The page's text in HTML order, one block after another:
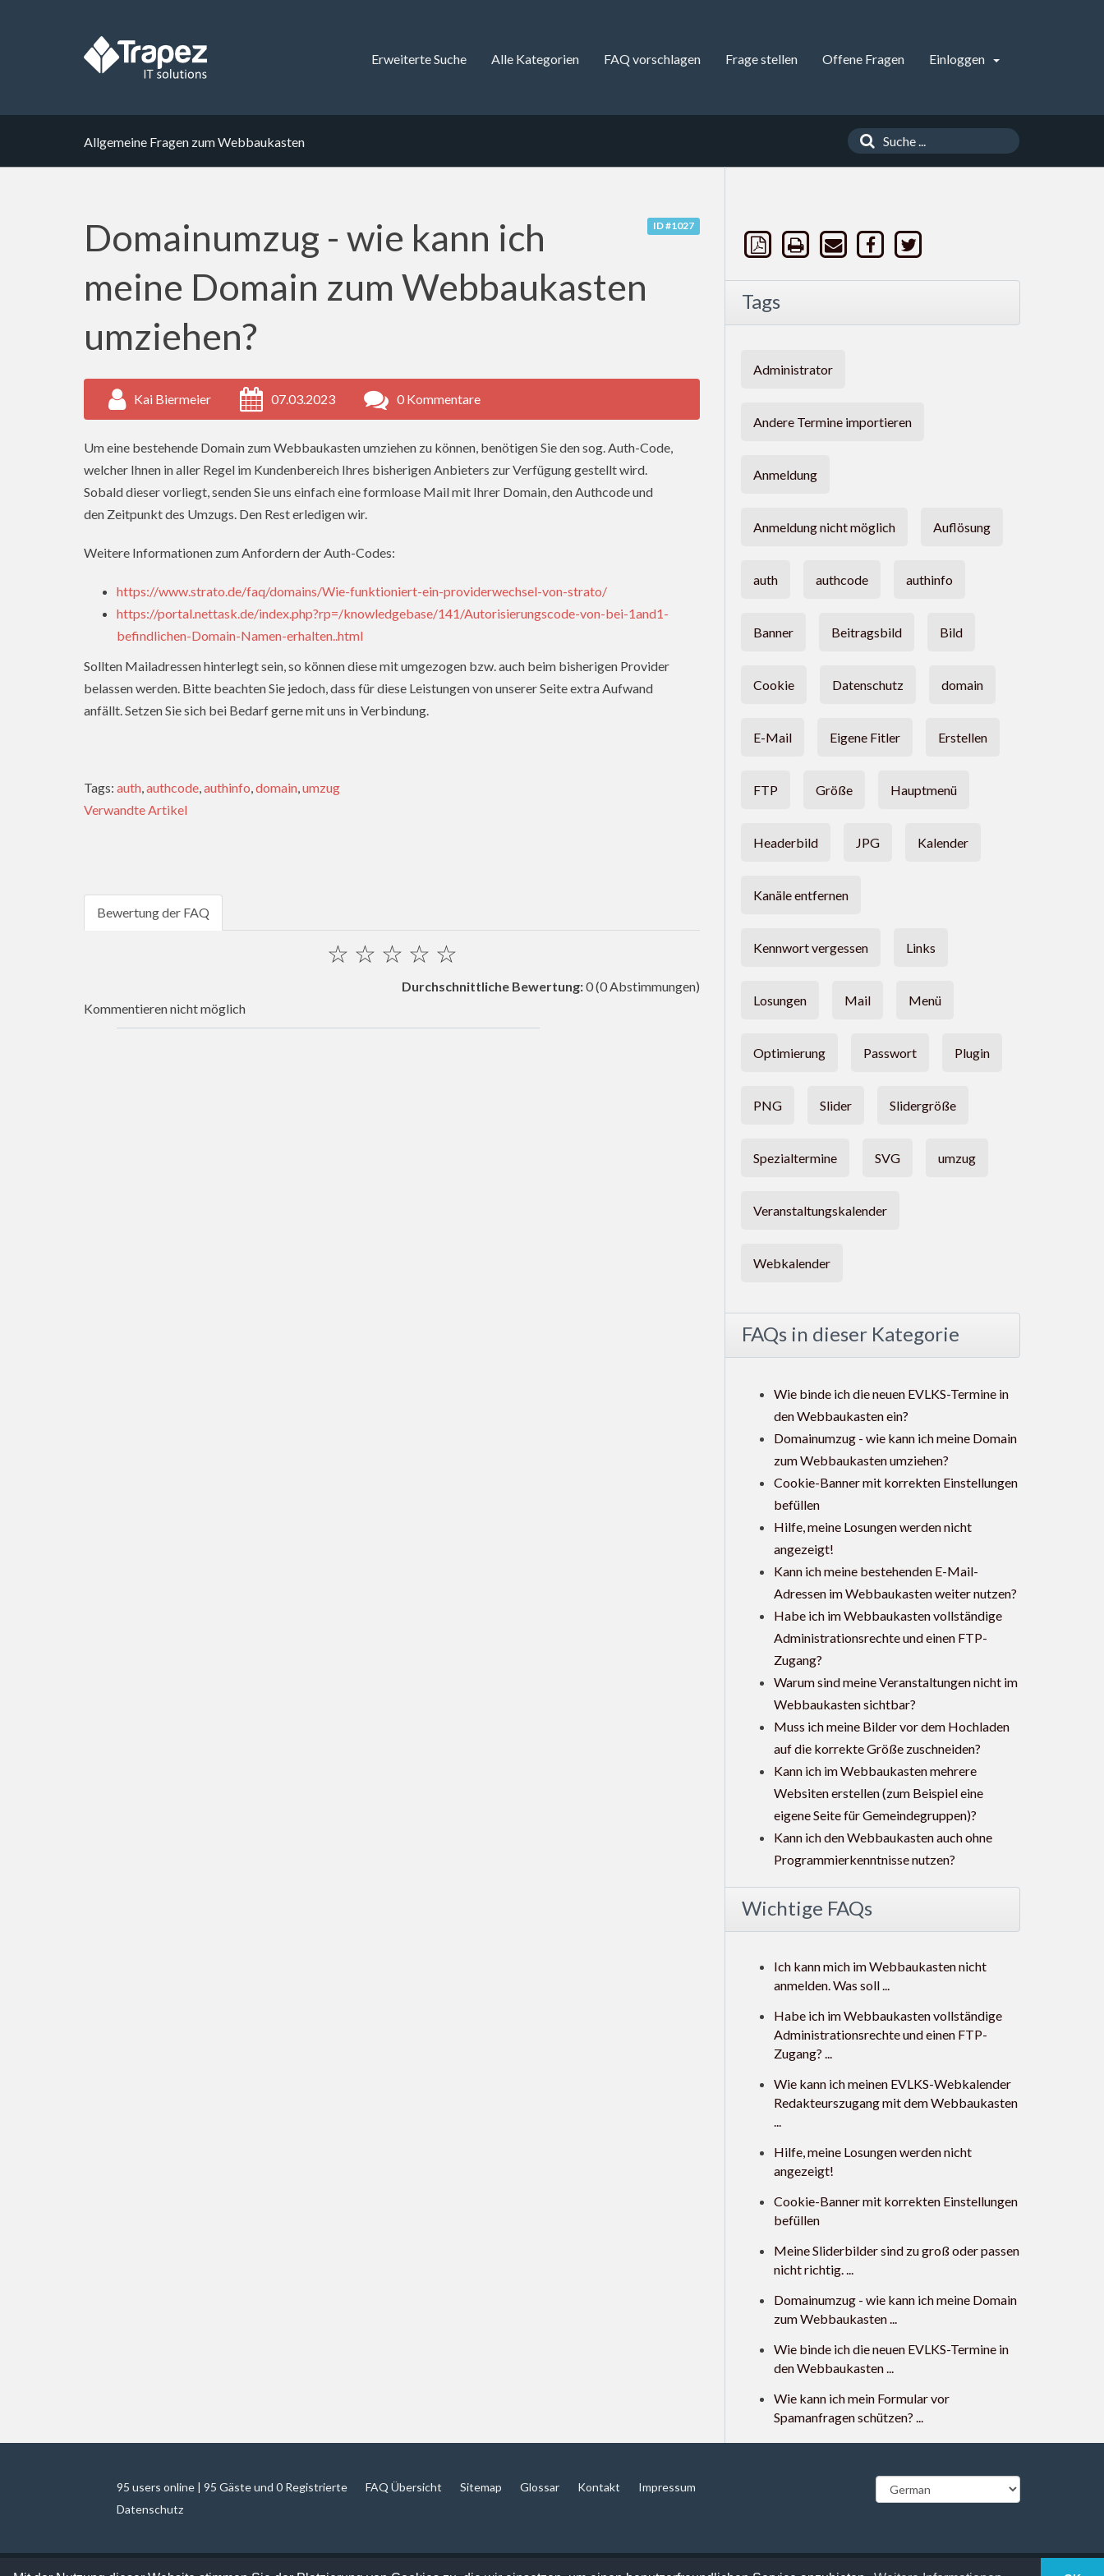
Erweiterte Suche Alle Kategorien FAQ vorschlagen Frage stellen Offene Fragen Einloggen
Allgemeine Fragen zum Webbaukasten
ID #1027
Domainumzug - wie kann ich
meine Domain zum Webbaukasten
umziehen?
Kai Biermeier 07.03.2023 0 Kommentare
Um eine bestehende Domain zum Webbaukasten umziehen zu können, benötigen Sie den sog. Auth-Code,
welcher Ihnen in aller Regel im Kundenbereich Ihres bisherigen Anbieters zur Verfügung gestellt wird.
Sobald dieser vorliegt, senden Sie uns einfach eine formloase Mail mit Ihrer Domain, den Authcode und
den Zeitpunkt des Umzugs. Den Rest erledigen wir.
Weitere Informationen zum Anfordern der Auth-Codes:
https://www.strato.de/faq/domains/Wie-funktioniert-ein-providerwechsel-von-strato/
https://portal.nettask.de/index.php?rp=/knowledgebase/141/Autorisierungscode-von-bei-1and1-
befindlichen-Domain-Namen-erhalten..html
Sollten Mailadressen hinterlegt sein, so können diese mit umgezogen bzw. auch beim bisherigen Provider
belassen werden. Bitte beachten Sie jedoch, dass für diese Leistungen von unserer Seite extra Aufwand
anfällt. Setzen Sie sich bei Bedarf gerne mit uns in Verbindung.
Tags: auth,authcode,authinfo,domain,umzug
Verwandte Artikel
Bewertung der FAQ
☆
☆
☆
☆
☆
Durchschnittliche Bewertung:0(0 Abstimmungen)
Kommentieren nicht möglich
Tags
Administrator
Andere Termine importieren
Anmeldung
Anmeldung nicht möglich Auflösung
auth authcode authinfo
Banner Beitragsbild Bild
Cookie Datenschutz domain
E-Mail Eigene Fitler Erstellen
FTP Größe Hauptmenü
Headerbild JPG Kalender
Kanäle entfernen
Kennwort vergessen Links
Losungen Mail Menü
Optimierung Passwort Plugin
PNG Slider Slidergröße
Spezialtermine SVG umzug
Veranstaltungskalender
Webkalender
FAQs in dieser Kategorie
Wie binde ich die neuen EVLKS-Termine in
den Webbaukasten ein?
Domainumzug - wie kann ich meine Domain
zum Webbaukasten umziehen?
Cookie-Banner mit korrekten Einstellungen
befüllen
Hilfe, meine Losungen werden nicht
angezeigt!
Kann ich meine bestehenden E-Mail-
Adressen im Webbaukasten weiter nutzen?
Habe ich im Webbaukasten vollständige
Administrationsrechte und einen FTP-
Zugang?
Warum sind meine Veranstaltungen nicht im
Webbaukasten sichtbar?
Muss ich meine Bilder vor dem Hochladen
auf die korrekte Größe zuschneiden?
Kann ich im Webbaukasten mehrere
Websiten erstellen (zum Beispiel eine
eigene Seite für Gemeindegruppen)?
Kann ich den Webbaukasten auch ohne
Programmierkenntnisse nutzen?
Wichtige FAQs
Ich kann mich im Webbaukasten nicht
anmelden. Was soll ...
Habe ich im Webbaukasten vollständige
Administrationsrechte und einen FTP-
Zugang? ...
Wie kann ich meinen EVLKS-Webkalender
Redakteurszugang mit dem Webbaukasten
...
Hilfe, meine Losungen werden nicht
angezeigt!
Cookie-Banner mit korrekten Einstellungen
befüllen
Meine Sliderbilder sind zu groß oder passen
nicht richtig. ...
Domainumzug - wie kann ich meine Domain
zum Webbaukasten ...
Wie binde ich die neuen EVLKS-Termine in
den Webbaukasten ...
Wie kann ich mein Formular vor
Spamanfragen schützen? ...
95 users online | 95 Gäste und 0 Registrierte FAQ Übersicht Sitemap Glossar Kontakt
Impressum
Datenschutz